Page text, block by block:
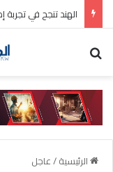
الهند تنجح في
الرئيسية/عاجل